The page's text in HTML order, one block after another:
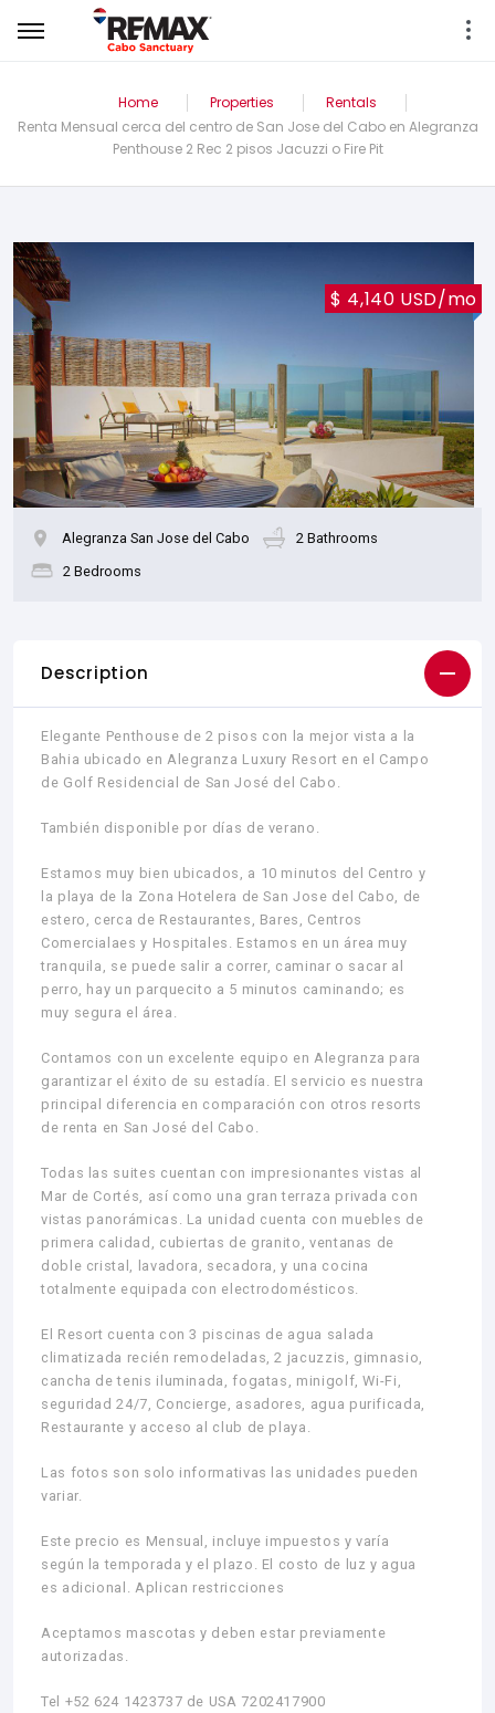
Home Properties
Rentals
Renta Mensual cerca del centro de San Jose del Cabo en Alegranza
Penthouse 2 Rec 2 pisos Jacuzzi o Fire Pit
$ 4,140 USD/mo
Alegranza San Jose del Cabo
2 Bathrooms
2 Bedrooms
Description
Elegante Penthouse de 2 pisos con la mejor vista a la
Bahia ubicado en Alegranza Luxury Resort en el Campo
de Golf Residencial de San José del Cabo.
También disponible por días de verano.
Estamos muy bien ubicados, a 10 minutos del Centro y
la playa de la Zona Hotelera de San Jose del Cabo, de
estero, cerca de Restaurantes, Bares, Centros
Comercialaes y Hospitales. Estamos en un área muy
tranquila, se puede salir a correr, caminar o sacar al
perro, hay un parquecito a 5 minutos caminando; es
muy segura el área.
Contamos con un excelente equipo en Alegranza para
garantizar el éxito de su estadía. El servicio es nuestra
principal diferencia en comparación con otros resorts
de renta en San José del Cabo.
Todas las suites cuentan con impresionantes vistas al
Mar de Cortés, así como una gran terraza privada con
vistas panorámicas. La unidad cuenta con muebles de
primera calidad, cubiertas de granito, ventanas de
doble cristal, lavadora, secadora, y una cocina
totalmente equipada con electrodomésticos.
El Resort cuenta con 3 piscinas de agua salada
climatizada recién remodeladas, 2 jacuzzis, gimnasio,
cancha de tenis iluminada, fogatas, minigolf, Wi-Fi,
seguridad 24/7, Concierge, asadores, agua purificada,
Restaurante y acceso al club de playa.
Las fotos son solo informativas las unidades pueden
variar.
Este precio es Mensual, incluye impuestos y varía
según la temporada y el plazo. El costo de luz y agua
es adicional. Aplican restricciones
Aceptamos mascotas y deben estar previamente
autorizadas.
Tel +52 624 1423737 de USA 7202417900